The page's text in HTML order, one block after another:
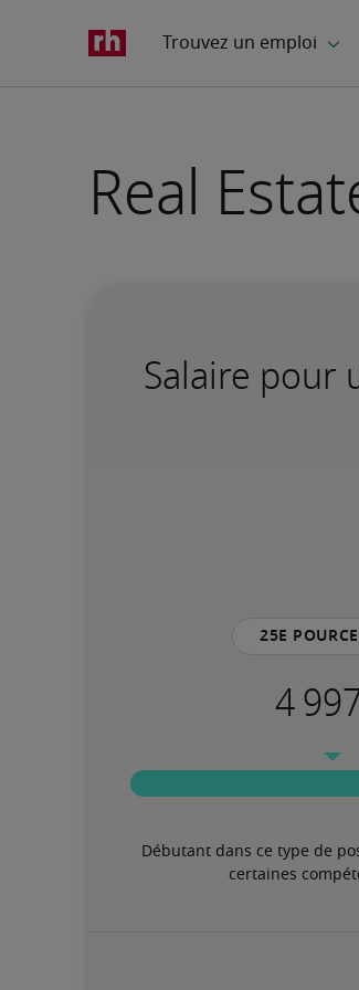
Real
Salaire pour
25e
Débutant dans ce type de
certaines